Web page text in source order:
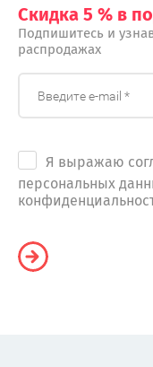
Скидка 5 % в
Подпишитесь и
распродажах
Я выражаю
персональных